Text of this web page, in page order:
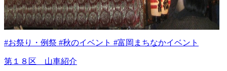
#お祭り・例祭 #秋のイベント #富岡まちなかイベント
第１８区 山車紹介